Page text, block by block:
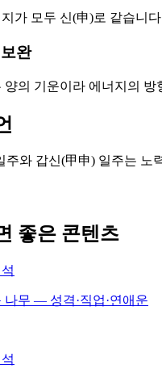
가 모두 신(申)로 같습니
완
양의 기운이라 에너지의
주와 갑신(甲申) 일주는 노
좋은 콘텐츠
나무 — 성격·직업·연애운